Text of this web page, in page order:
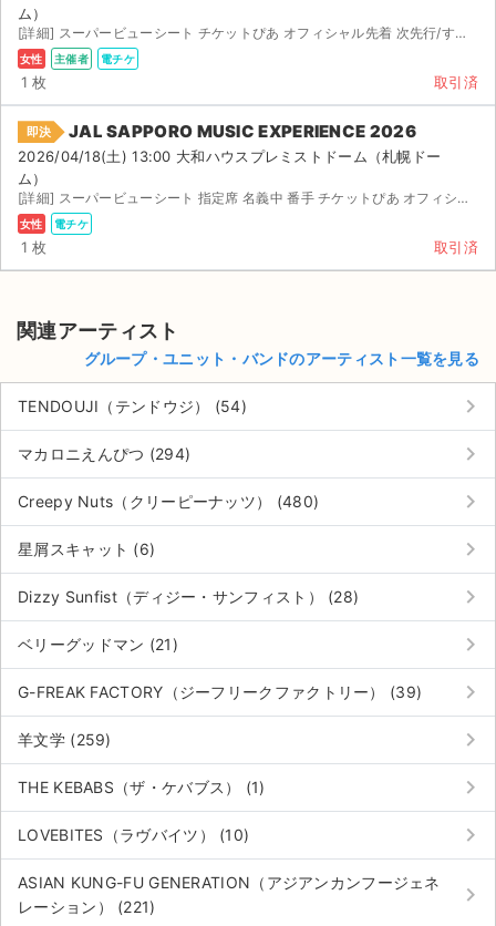
ム）
[詳細] スーパービューシート チケットぴあ オフィシャル先着 次先行/すり替えなし スーパービューシー...
女性 主催者 電チケ
1 枚 取引済
即決 JAL SAPPORO MUSIC EXPERIENCE 2026
2026/04/18(土) 13:00 大和ハウスプレミストドーム（札幌ドー
ム）
[詳細] スーパービューシート 指定席 名義中 番手 チケットぴあ オフィシャル先着 次先行/す...
女性 電チケ
1 枚 取引済
関連アーティスト
グループ・ユニット・バンドのアーティスト一覧を見る
TENDOUJI（テンドウジ） (54) keyboard_arrow_right
マカロニえんぴつ (294) keyboard_arrow_right
Creepy Nuts（クリーピーナッツ） (480) keyboard_arrow_right
星屑スキャット (6) keyboard_arrow_right
Dizzy Sunfist（ディジー・サンフィスト） (28) keyboard_arrow_right
ベリーグッドマン (21) keyboard_arrow_right
G-FREAK FACTORY（ジーフリークファクトリー） (39) keyboard_arrow_right
羊文学 (259) keyboard_arrow_right
THE KEBABS（ザ・ケバブス） (1) keyboard_arrow_right
LOVEBITES（ラヴバイツ） (10) keyboard_arrow_right
ASIAN KUNG-FU GENERATION（アジアンカンフージェネ
レーション） (221)
keyboard_arrow_right